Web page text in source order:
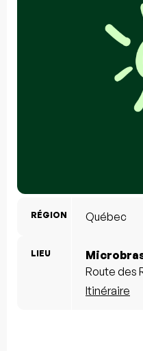
RÉGION Québec
LIEU
Route des
Itinéraire